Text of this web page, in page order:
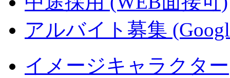
アルバイト募集
イメージキャラクター